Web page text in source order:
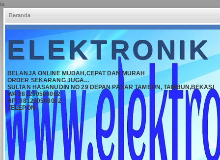
is
Beranda
BELANJA ONLINE MUDAH,CEPAT DAN MURAH
ORDER SEKARANG JUGA...
SULTAN HASANUDIN NO 29 DEPAN PASAR TAMBUN, TAMBUN,BEKASI
WA 081290508002
HP: 081290508002
TELEPON :